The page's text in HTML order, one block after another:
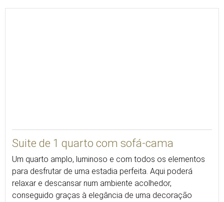
Suite de 1 quarto com sofá-cama
Um quarto amplo, luminoso e com todos os elementos
para desfrutar de uma estadia perfeita. Aqui poderá
relaxar e descansar num ambiente acolhedor,
conseguido graças à elegância de uma decoração